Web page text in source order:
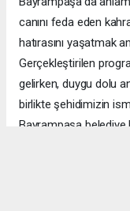
canını feda eden
hatırasını yaşatmak
Gerçekleştirilen
gelirken, duygu dolu
birlikte şehidimizin
Bayrampaşa belediye